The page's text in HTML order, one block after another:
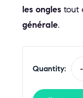
les ongles tout
générale.
Quantity: -